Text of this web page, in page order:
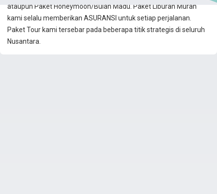
ataupun Paket Honeymoon/Bulan Madu. Paket Liburan Murah
kami selalu memberikan ASURANSI untuk setiap perjalanan.
Paket Tour kami tersebar pada beberapa titik strategis di seluruh
Nusantara.